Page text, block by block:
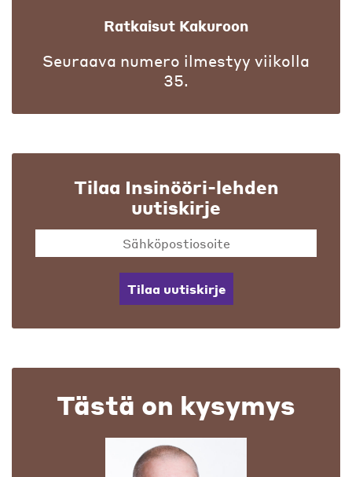
Ratkaisut Kakuroon
Seuraava numero ilmestyy viikolla
35.
Tilaa Insinööri-lehden
uutiskirje
Tilaa uutiskirje
Tästä on kysymys